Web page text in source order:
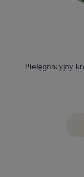
Pielęgnacyjny